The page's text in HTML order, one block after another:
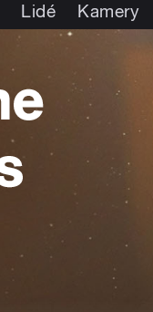
Lidé Kamery